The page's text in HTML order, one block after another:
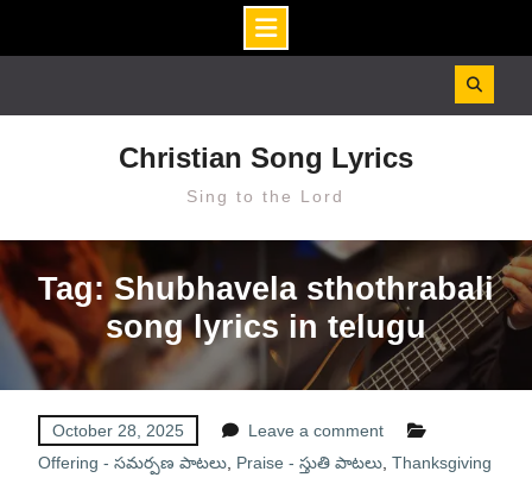
Christian Song Lyrics
Sing to the Lord
Tag: Shubhavela sthothrabali
song lyrics in telugu
October 28, 2025
Leave a comment
Offering - సమర్పణ పాటలు, Praise - స్తుతి పాటలు, Thanksgiving